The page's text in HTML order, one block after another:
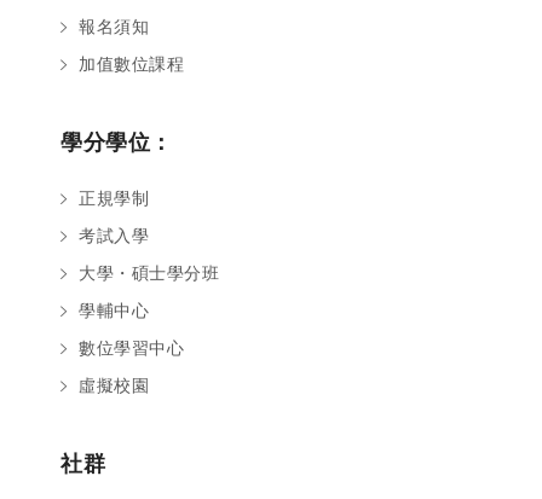
報名須知
加值數位課程
學分學位：
正規學制
考試入學
大學・碩士學分班
學輔中心
數位學習中心
虛擬校園
社群